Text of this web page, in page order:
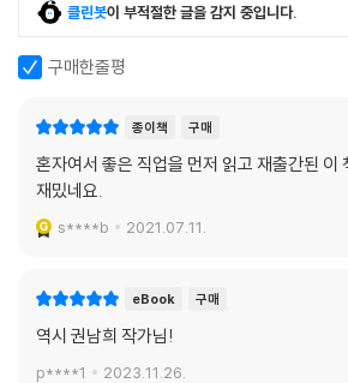
번역 마감에 쫓겨서 차마 시작할 엄두를 내진 못
않으면서 습관처럼 이런 저런 문학상 작품 응모
득이』처럼 멋진 성장소설 한 편 쓰는 게 나의 꿈이
한편 재미있는 ‘역자 후기’로도 팬 층을 쌓아온 저
라는 산문집에 공동 저자로 참여하며 글쓰기 실
지 칼럼까지 연재하게 되면서 점차 글 쓰는 즐거
클린봇이 부적절한 글을 감지 중입니다.
구매한줄평
종이책 구매
혼자여서 좋은 직업을 먼저 읽고 재출간된 이
재밌네요.
s****b 2021.07.11.
eBook 구매
역시 권남희 작가님!
p****1 2023.11.26.